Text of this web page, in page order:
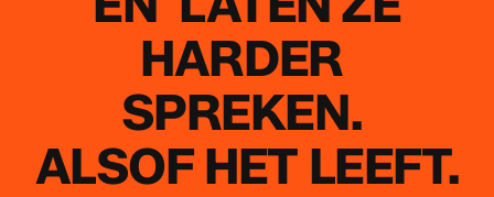
HARDER
SPREKEN.
ALSOF HET LEEFT.